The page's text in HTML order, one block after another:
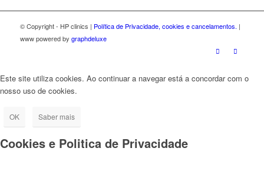
© Copyright - HP clinics | Política de Privacidade, cookies e cancelamentos. |
www powered by graphdeluxe
Este site utiliza cookies. Ao continuar a navegar está a concordar com o
nosso uso de cookies.
OK Saber mais
Cookies e Politica de Privacidade